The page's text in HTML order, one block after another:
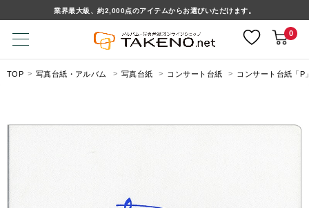
業界最大級、約2,000点のアイテムからお選びいただけます。
0
TOP 写真台紙・アルバム 写真台紙 コンサート台紙 コンサート台紙「P